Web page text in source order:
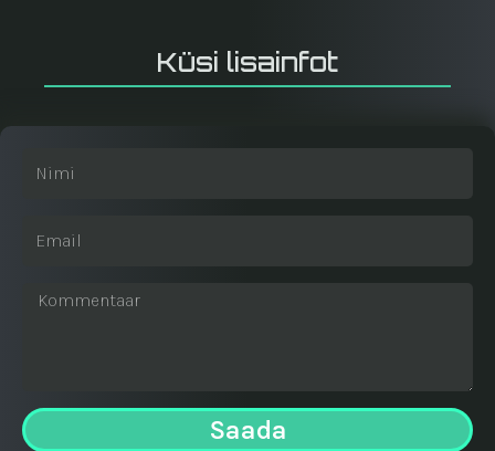
Küsi lisainfot
Saada